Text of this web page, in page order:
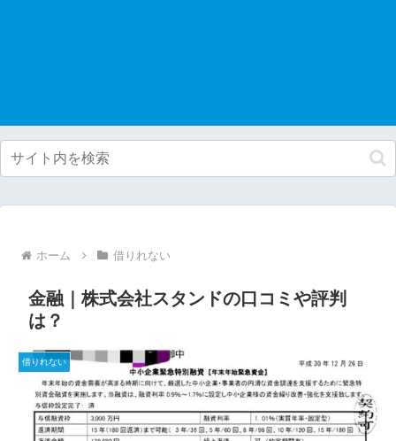
ホーム 借りれない
金融｜株式会社スタンドの口コミや評判
は？
借りれない